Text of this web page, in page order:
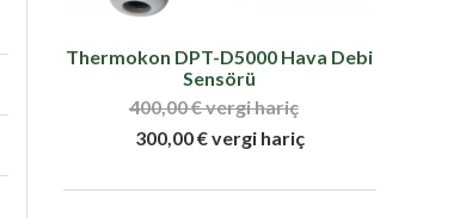
Thermokon DPT-D5000 Hava Debi
Sensörü
400,00 € vergi hariç
300,00 € vergi hariç